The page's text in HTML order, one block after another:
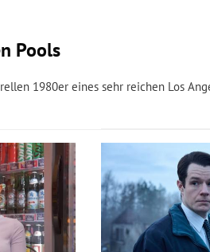
Pools
1980er eines sehr reichen Los